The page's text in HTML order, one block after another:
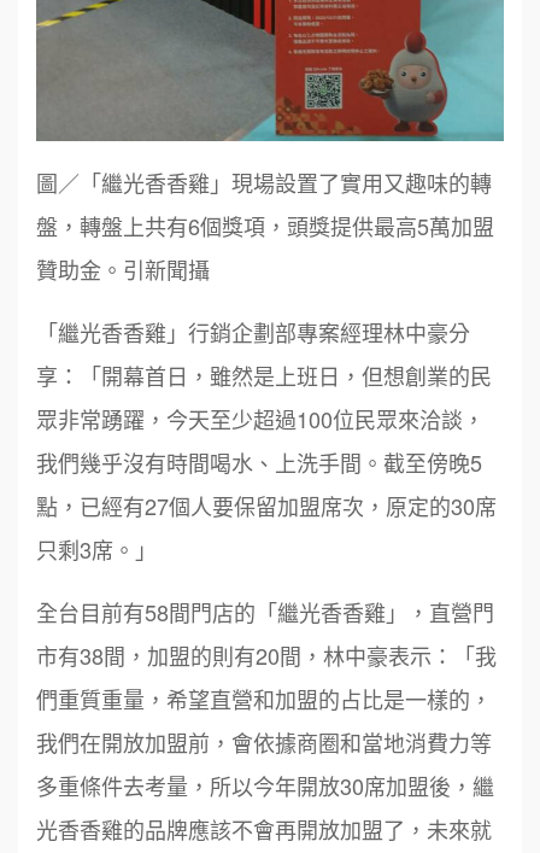
圖／「繼光香香雞」現場設置了實用又趣味的轉
盤，轉盤上共有6個獎項，頭獎提供最高5萬加盟
贊助金。引新聞攝
「繼光香香雞」行銷企劃部專案經理林中豪分
享：「開幕首日，雖然是上班日，但想創業的民
眾非常踴躍，今天至少超過100位民眾來洽談，
我們幾乎沒有時間喝水、上洗手間。截至傍晚5
點，已經有27個人要保留加盟席次，原定的30席
只剩3席。」
全台目前有58間門店的「繼光香香雞」，直營門
市有38間，加盟的則有20間，林中豪表示：「我
們重質重量，希望直營和加盟的占比是一樣的，
我們在開放加盟前，會依據商圈和當地消費力等
多重條件去考量，所以今年開放30席加盟後，繼
光香香雞的品牌應該不會再開放加盟了，未來就